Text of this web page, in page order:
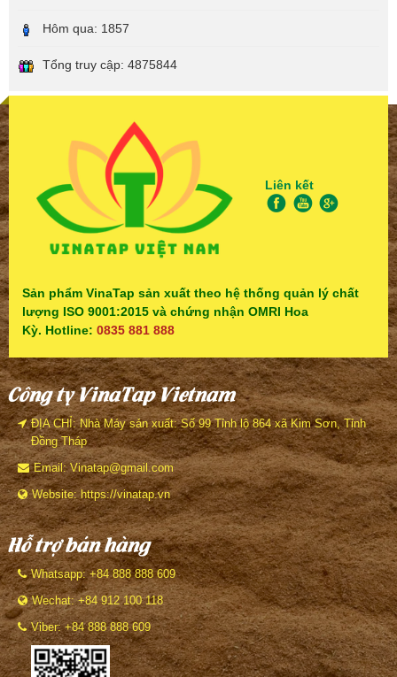
Hôm qua: 1857
Tổng truy cập: 4875844
Liên kết
Sản phẩm VinaTap sản xuất theo hệ thống quản lý chất
lượng ISO 9001:2015 và chứng nhận OMRI Hoa
Kỳ. Hotline: 0835 881 888
Công ty VinaTap Vietnam
ĐỊA CHỈ: Nhà Máy sản xuất: Số 99 Tỉnh lộ 864 xã Kim Sơn, Tỉnh
Đồng Tháp
Email: Vinatap@gmail.com
Website: https://vinatap.vn
Hỗ trợ bán hàng
Whatsapp: +84 888 888 609
Wechat: +84 912 100 118
Viber: +84 888 888 609